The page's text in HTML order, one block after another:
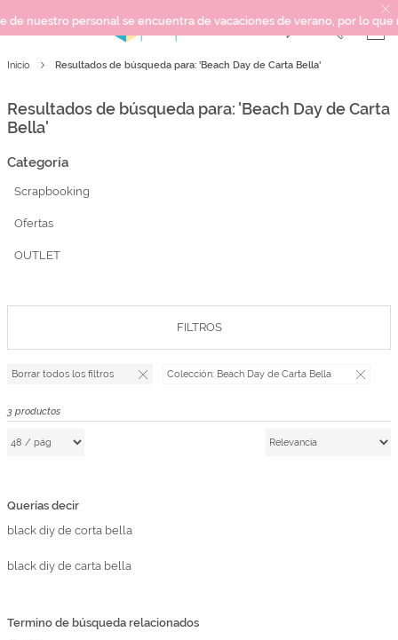
nuestro personal se encuentra de vacaciones de verano, por lo que
Próximamente
OUTLET
Marcas
Por Puntos
Temática
SCRAPBOOKING
MIXED MEDIA
REGALOS
PLANNERS
CROCHET
Iniciar sesión/Regístrate
Inicio Resultados de búsqueda para: 'Beach Day de Carta Bella'
Resultados de búsqueda para: 'Beach Day de Carta
Bella'
3 productos
Querías decir
black diy de corta bella
black diy de carta bella
Termino de búsqueda relacionados
Categoría
Scrapbooking
Ofertas
OUTLET
FILTROS
Borrar todos los filtros Colección: Beach Day de Carta Bella